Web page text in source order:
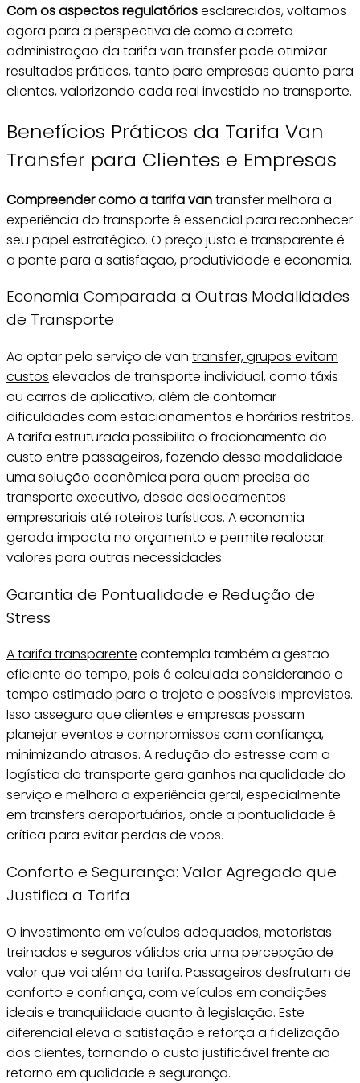
Com os aspectos regulatóriosesclarecidos, voltamos
agora para a perspectiva de como a correta
administração da tarifa van transfer pode otimizar
resultados práticos, tanto para empresas quanto para
clientes, valorizando cada real investido no transporte.
Benefícios Práticos da Tarifa Van
Transfer para Clientes e Empresas
Compreender como a tarifa vantransfer melhora a
experiência do transporte é essencial para reconhecer
seu papel estratégico. O preço justo e transparente é
a ponte para a satisfação, produtividade e economia.
Economia Comparada a Outras Modalidades
de Transporte
Ao optar pelo serviço de van transfer, grupos evitam
custos elevados de transporte individual, como táxis
ou carros de aplicativo, além de contornar
dificuldades com estacionamentos e horários restritos.
A tarifa estruturada possibilita o fracionamento do
custo entre passageiros, fazendo dessa modalidade
uma solução econômica para quem precisa de
transporte executivo, desde deslocamentos
empresariais até roteiros turísticos. A economia
gerada impacta no orçamento e permite realocar
valores para outras necessidades.
Garantia de Pontualidade e Redução de
Stress
A tarifa transparente contempla também a gestão
eficiente do tempo, pois é calculada considerando o
tempo estimado para o trajeto e possíveis imprevistos.
Isso assegura que clientes e empresas possam
planejar eventos e compromissos com confiança,
minimizando atrasos. A redução do estresse com a
logística do transporte gera ganhos na qualidade do
serviço e melhora a experiência geral, especialmente
em transfers aeroportuários, onde a pontualidade é
crítica para evitar perdas de voos.
Conforto e Segurança: Valor Agregado que
Justifica a Tarifa
O investimento em veículos adequados, motoristas
treinados e seguros válidos cria uma percepção de
valor que vai além da tarifa. Passageiros desfrutam de
conforto e confiança, com veículos em condições
ideais e tranquilidade quanto à legislação. Este
diferencial eleva a satisfação e reforça a fidelização
dos clientes, tornando o custo justificável frente ao
retorno em qualidade e segurança.